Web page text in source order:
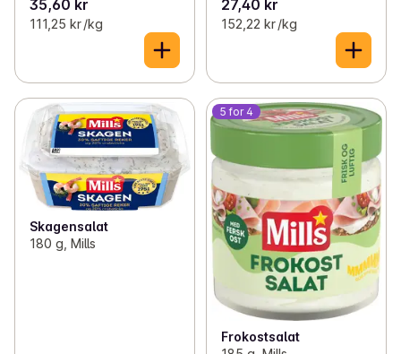
35,60 kr
111,25 kr /kg
27,40 kr
152,22 kr /kg
Skagensalat
180 g, Mills
5 for 4
Frokostsalat